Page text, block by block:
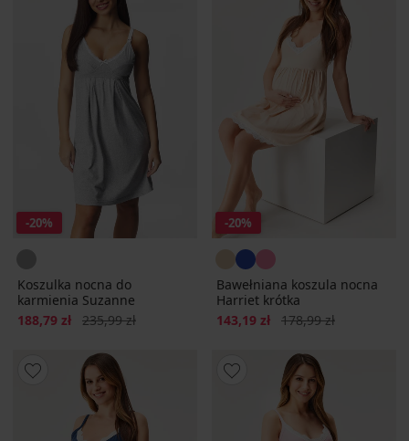
-20%
Koszulka nocna do
karmienia Suzanne
Zniżka
188,79 zł Pierwotna cena
235,99 zł
-20%
Bawełniana koszula nocna
Harriet krótka
Zniżka
143,19 zł Pierwotna cena
178,99 zł